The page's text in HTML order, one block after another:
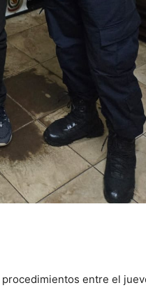
entre el